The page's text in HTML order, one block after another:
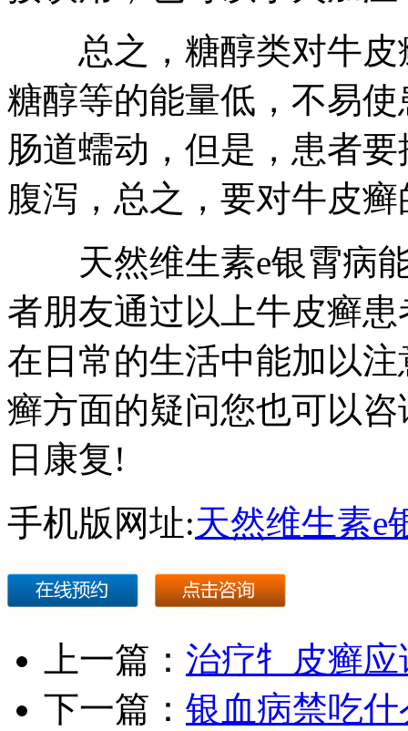
总之，糖醇类对牛皮
糖醇等的能量低，不易
肠道蠕动，但是，患者
腹泻，总之，要对牛皮
天然维生素e银霄病能
者朋友通过以上牛皮癣
在日常的生活中能加以
癣方面的疑问您也可以
日康复!
手机版网址:天然维生素e
上一篇： 治疗牜皮癣
下一篇： 银血病禁吃什